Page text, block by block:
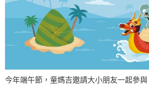
今年端午節，童媽吉邀請大小朋友一起參